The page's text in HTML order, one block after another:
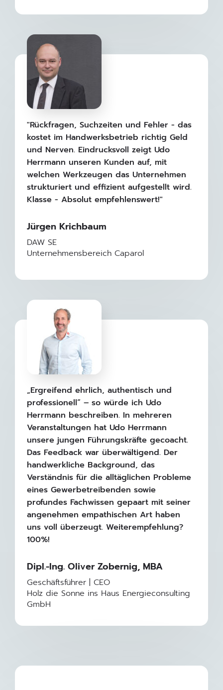
"Rückfragen, Suchzeiten und Fehler - das
kostet im Handwerksbetrieb richtig Geld
und Nerven. Eindrucksvoll zeigt Udo
Herrmann unseren Kunden auf, mit
welchen Werkzeugen das Unternehmen
strukturiert und effizient aufgestellt wird.
Klasse - Absolut empfehlenswert!"
Jürgen Krichbaum
DAW SE
Unternehmensbereich Caparol
„Ergreifend ehrlich, authentisch und
professionell“ – so würde ich Udo
Herrmann beschreiben. In mehreren
Veranstaltungen hat Udo Herrmann
unsere jungen Führungskräfte gecoacht.
Das Feedback war überwältigend. Der
handwerkliche Background, das
Verständnis für die alltäglichen Probleme
eines Gewerbetreibenden sowie
profundes Fachwissen gepaart mit seiner
angenehmen empathischen Art haben
uns voll überzeugt. Weiterempfehlung?
100%!
Dipl.-Ing. Oliver Zobernig, MBA
Geschäftsführer | CEO
Holz die Sonne ins Haus Energieconsulting
GmbH